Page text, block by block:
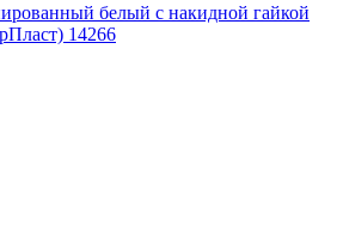
белый с накидной гайкой
14266